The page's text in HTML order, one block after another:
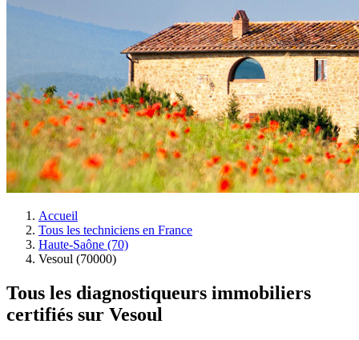
Accueil
Tous les techniciens en France
Haute-Saône (70)
Vesoul (70000)
Tous les diagnostiqueurs immobiliers
certifiés sur Vesoul